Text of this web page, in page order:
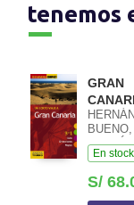
tenemos
GRAN
EDO,
En stock
S/